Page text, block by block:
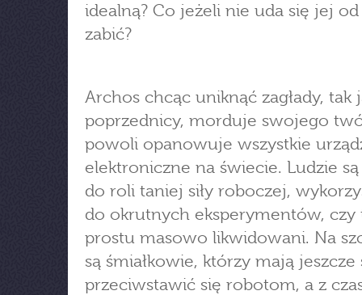
idealną? Co jeżeli nie uda się jej
zabić?
Archos chcąc uniknąć zagłady, tak
poprzednicy, morduje swojego
powoli opanowuje wszystkie
elektroniczne na świecie. Ludzie
do roli taniej siły roboczej,
do okrutnych eksperymentów, czy
prostu masowo likwidowani. Na
są śmiałkowie, którzy mają jeszcze
przeciwstawić się robotom, a z